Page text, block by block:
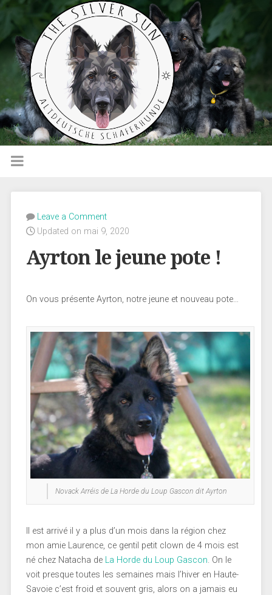
Leave a Comment
Updated on mai 9, 2020
Ayrton le jeune pote !
On vous présente Ayrton, notre jeune et nouveau pote…
Novack Arréis de La Horde du Loup Gascon dit Ayrton
Il est arrivé il y a plus d’un mois dans la région chez
mon amie Laurence, ce gentil petit clown de 4 mois est
né chez Natacha de La Horde du Loup Gascon. On le
voit presque toutes les semaines mais l’hiver en Haute-
Savoie c’est froid et souvent gris, alors on a jamais eu